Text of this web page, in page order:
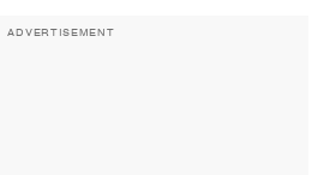
ADVERTISEMENT